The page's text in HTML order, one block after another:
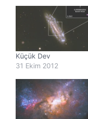
r
.
Küçük Dev
31 Ekim 2012